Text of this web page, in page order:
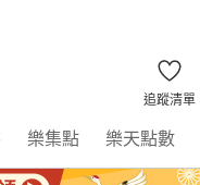
追蹤清單
樂集點 樂天點數